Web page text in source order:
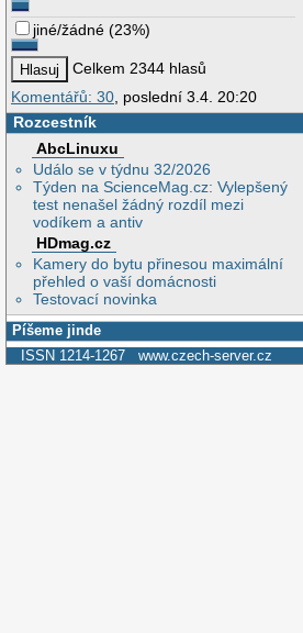
jiné/žádné (23%)
Celkem 2344 hlasů
Komentářů: 30 , poslední 3.4. 20:20
Rozcestník
AbcLinuxu
Událo se v týdnu 32/2026
Týden na ScienceMag.cz: Vylepšený
test nenašel žádný rozdíl mezi
vodíkem a antiv
HDmag.cz
Kamery do bytu přinesou maximální
přehled o vaší domácnosti
Testovací novinka
Píšeme jinde
ISSN 1214-1267 www.czech-server.cz